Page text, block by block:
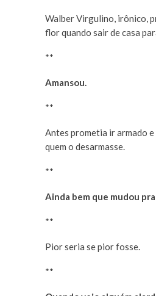
Walber Virgulino, irônico,
flor quando sair de casa
**
Amansou.
**
Antes prometia ir armado
quem o desarmasse.
**
Ainda bem que mudou
**
Pior seria se pior fosse.
**